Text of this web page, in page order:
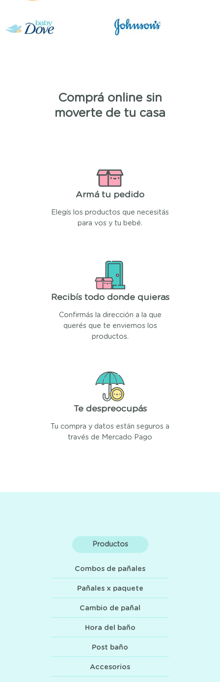
Comprá online sin
moverte de tu casa
Armá tu pedido
Elegís los productos que necesitás
para vos y tu bebé.
Recibís todo donde quieras
Confirmás la dirección a la que
querés que te enviemos los
productos.
Te despreocupás
Tu compra y datos están seguros a
través de Mercado Pago
Productos
Combos de pañales
Pañales x paquete
Cambio de pañal
Hora del baño
Post baño
Accesorios